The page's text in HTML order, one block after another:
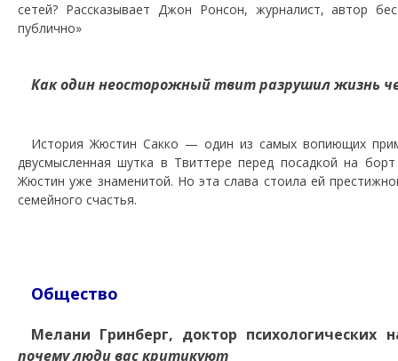
сетей? Рассказывает Джон Ронсон, журналист, автор
публично»
Как один неосторожный твит разрушил жизнь
История Жюстин Сакко — один из самых вопиющих
двусмысленная шутка в Твиттере перед посадкой на
Жюстин уже знаменитой. Но эта слава стоила ей
семейного счастья.
Общество
Мелани Гринберг, доктор
почему люди вас критикуют